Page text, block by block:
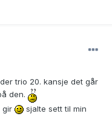
trio 20. kansje det går
den.
gir
sjalte sett til min